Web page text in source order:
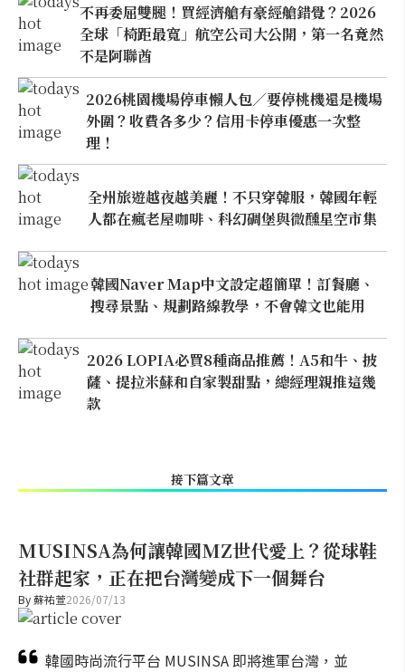
不再委屈雙腿！買經濟艙有豪經艙錯覺？2026
全球「椅距最寬」航空公司大公開，第一名竟然
不是阿聯酋
2026桃園機場停車懶人包／要停桃機還是機場
外圍？收費各多少？信用卡停車優惠一次整
理！
全州旅遊越夜越美麗！不只穿韓服，韓國年輕
人都在瘋老屋咖啡、科幻碉堡與微醺星空市集
韓國Naver Map中文設定超簡單！訂餐廳、
搜尋景點、規劃路線教學，不會韓文也能用
2026 LOPIA必買8種商品推薦！A5和牛、披
薩、提拉米蘇和自家製甜點，總經理親推這幾
款
接下篇文章
MUSINSA為何讓韓國MZ世代愛上？從球鞋
社群起家，正在把台灣變成下一個舞台
By蘇祐萱2026/07/13
韓國時尚流行平台 MUSINSA 即將進軍台灣，並